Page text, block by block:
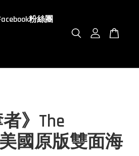
粉絲團
》The
國原版雙面海